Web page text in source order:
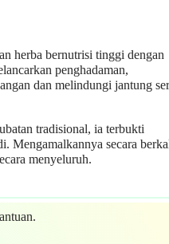
herba bernutrisi tinggi dengan
penghadaman,
dan melindungi jantung
tradisional, ia terbukti
Mengamalkannya secara
menyeluruh.